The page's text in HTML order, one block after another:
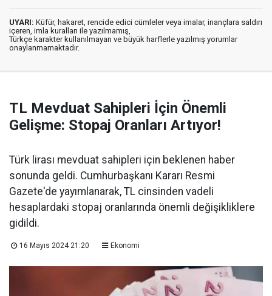
UYARI: Küfür, hakaret, rencide edici cümleler veya imalar, inançlara saldırı
içeren, imla kuralları ile yazılmamış,
Türkçe karakter kullanılmayan ve büyük harflerle yazılmış yorumlar
onaylanmamaktadır.
TL Mevduat Sahipleri İçin Önemli
Gelişme: Stopaj Oranları Artıyor!
Türk lirası mevduat sahipleri için beklenen haber
sonunda geldi. Cumhurbaşkanı Kararı Resmi
Gazete'de yayımlanarak, TL cinsinden vadeli
hesaplardaki stopaj oranlarında önemli değişikliklere
gidildi.
16 Mayıs 2024 21:20 Ekonomi